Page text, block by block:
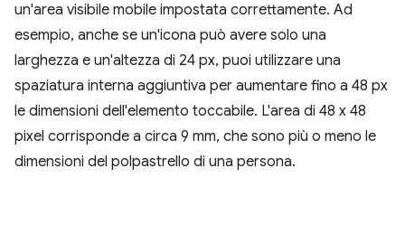
un'area visibile mobile impostata correttamente. Ad
esempio, anche se un'icona può avere solo una
larghezza e un'altezza di 24 px, puoi utilizzare una
spaziatura interna aggiuntiva per aumentare fino a 48 px
le dimensioni dell'elemento toccabile. L'area di 48 x 48
pixel corrisponde a circa 9 mm, che sono più o meno le
dimensioni del polpastrello di una persona.